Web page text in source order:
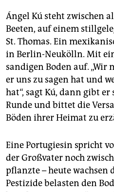
unterstützen
abo
genossenschaft
epaper login
Ángel Kú steht zwischen
Beeten, auf einem
St. Thomas. Ein
in Berlin-Neukölln. Mit
sandigen Boden auf. „Wir
er uns zu sagen hat und
hat“, sagt Kú, dann gibt
Runde und bittet die
Böden ihrer Heimat zu
Eine Portugiesin spricht
der Großvater noch
pflanzte – heute wachsen
Pestizide belasten den